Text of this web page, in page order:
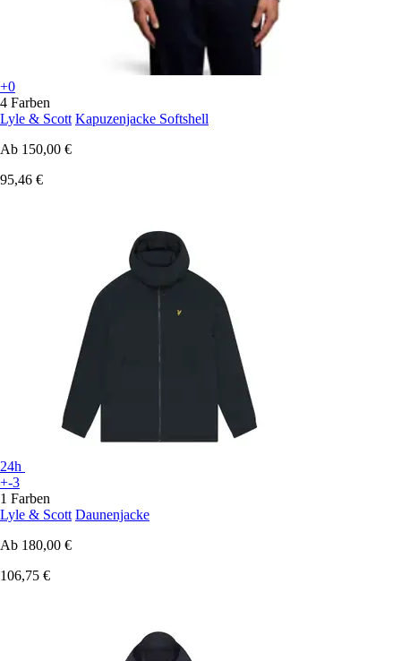
+0
4 Farben
Lyle & Scott Kapuzenjacke Softshell
Ab 150,00 €
95,46 €
24h
+-3
1 Farben
Lyle & Scott Daunenjacke
Ab 180,00 €
106,75 €